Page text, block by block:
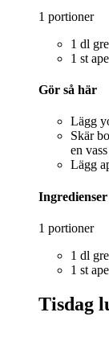
1 portioner
1 dl
1 st
Gör så här
Lägg
Skär
en
Lägg
Ingredienser
1 portioner
1 dl
1 st
Tisdag